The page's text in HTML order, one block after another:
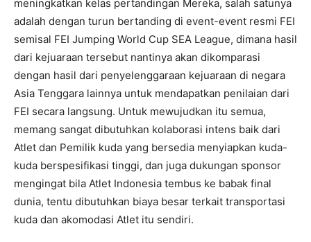
meningkatkan kelas pertandingan Mereka, salah satunya
adalah dengan turun bertanding di event-event resmi FEI
semisal FEI Jumping World Cup SEA League, dimana hasil
dari kejuaraan tersebut nantinya akan dikomparasi
dengan hasil dari penyelenggaraan kejuaraan di negara
Asia Tenggara lainnya untuk mendapatkan penilaian dari
FEI secara langsung. Untuk mewujudkan itu semua,
memang sangat dibutuhkan kolaborasi intens baik dari
Atlet dan Pemilik kuda yang bersedia menyiapkan kuda-
kuda berspesifikasi tinggi, dan juga dukungan sponsor
mengingat bila Atlet Indonesia tembus ke babak final
dunia, tentu dibutuhkan biaya besar terkait transportasi
kuda dan akomodasi Atlet itu sendiri.